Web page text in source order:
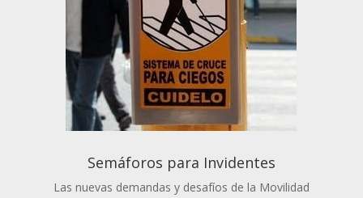
Semáforos para Invidentes
Las nuevas demandas y desafíos de la Movilidad